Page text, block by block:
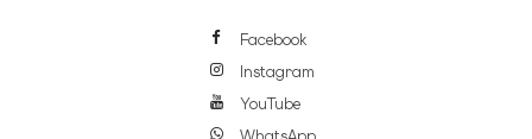
Facebook
Instagram
YouTube